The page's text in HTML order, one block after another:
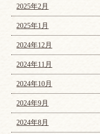
2025年2月
2025年1月
2024年12月
2024年11月
2024年10月
2024年9月
2024年8月